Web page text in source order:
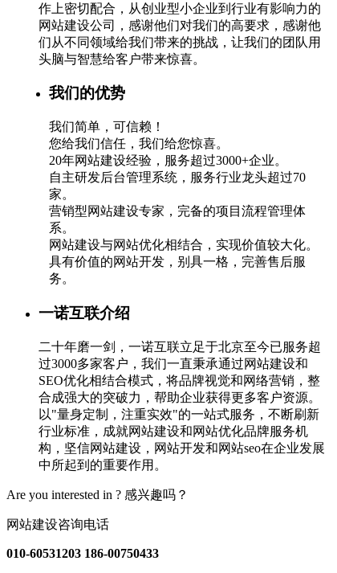
作上密切配合，从创业型小企业到行业有影响力的
网站建设公司，感谢他们对我们的高要求，感谢他
们从不同领域给我们带来的挑战，让我们的团队用
头脑与智慧给客户带来惊喜。
我们的优势
我们简单，可信赖！
您给我们信任，我们给您惊喜。
20年网站建设经验，服务超过3000+企业。
自主研发后台管理系统，服务行业龙头超过70
家。
营销型网站建设专家，完备的项目流程管理体
系。
网站建设与网站优化相结合，实现价值较大化。
具有价值的网站开发，别具一格，完善售后服
务。
一诺互联介绍
二十年磨一剑，一诺互联立足于北京至今已服务超
过3000多家客户，我们一直秉承通过网站建设和
SEO优化相结合模式，将品牌视觉和网络营销，整
合成强大的突破力，帮助企业获得更多客户资源。
以"量身定制，注重实效"的一站式服务，不断刷新
行业标准，成就网站建设和网站优化品牌服务机
构，坚信网站建设，网站开发和网站seo在企业发展
中所起到的重要作用。
Are you interested in ? 感兴趣吗？
网站建设咨询电话
010-60531203 186-00750433